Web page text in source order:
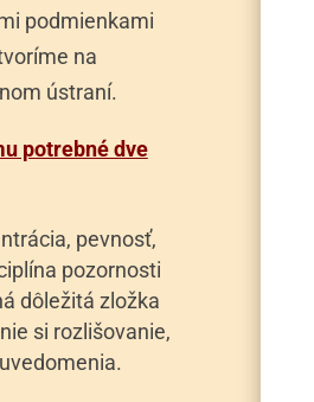
podmienkami
na
ústraní.
potrebné dve
pevnosť,
pozornosti
dôležitá zložka
si rozlišovanie,